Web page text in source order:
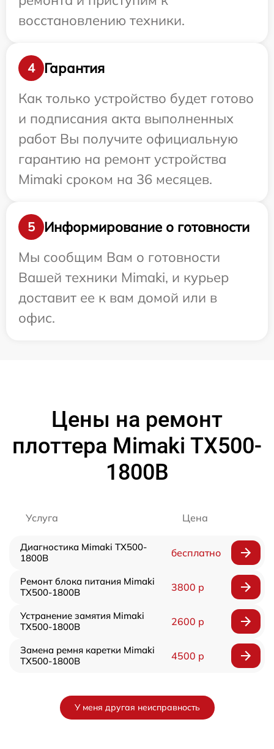
восстановлению техники.
4
Гарантия
Как только устройство будет готово
и подписания акта выполненных
работ Вы получите официальную
гарантию на ремонт устройства
Mimaki сроком на 36 месяцев.
5
Информирование о готовности
Мы сообщим Вам о готовности
Вашей техники Mimaki, и курьер
доставит ее к вам домой или в
офис.
Цены на ремонт
плоттера Mimaki TX500-
1800B
Услуга Цена
Диагностика Mimaki TX500-
1800B
бесплатно
Ремонт блока питания Mimaki
TX500-1800B
3800 р
Устранение замятия Mimaki
TX500-1800B
2600 р
Замена ремня каретки Mimaki
TX500-1800B
4500 р
У меня другая неисправность